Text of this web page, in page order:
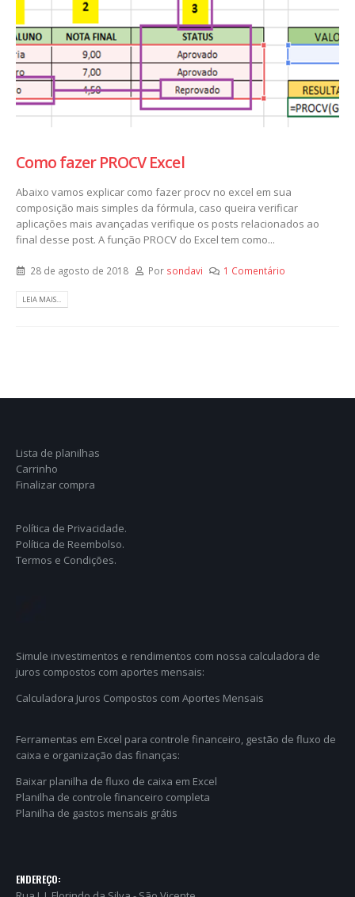
Como fazer PROCV Excel
Abaixo vamos explicar como fazer procv no excel em sua
composição mais simples da fórmula, caso queira verificar
aplicações mais avançadas verifique os posts relacionados ao
final desse post. A função PROCV do Excel tem como...
28 de agosto de 2018 Por sondavi 1 Comentário
LEIA MAIS...
Lista de planilhas
Carrinho
Finalizar compra
Política de Privacidade.
Política de Reembolso.
Termos e Condições.
Simule investimentos e rendimentos com nossa calculadora de
juros compostos com aportes mensais:
Calculadora Juros Compostos com Aportes Mensais
Ferramentas em Excel para controle financeiro, gestão de fluxo de
caixa e organização das finanças:
Baixar planilha de fluxo de caixa em Excel
Planilha de controle financeiro completa
Planilha de gastos mensais grátis
ENDEREÇO: